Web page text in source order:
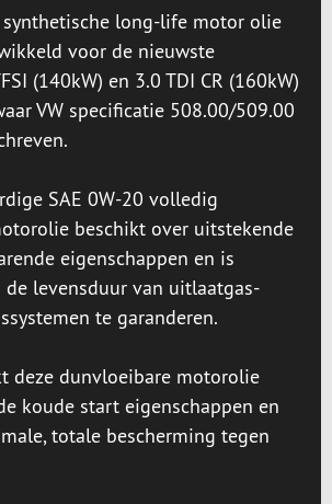
synthetische long-life motor olie
voor de nieuwste
(140kW) en 3.0 TDI CR (160kW)
VW specificatie 508.00/509.00
SAE 0W-20 volledig
beschikt over uitstekende
eigenschappen en is
levensduur van uitlaatgas-
te garanderen.
deze dunvloeibare motorolie
koude start eigenschappen en
totale bescherming tegen